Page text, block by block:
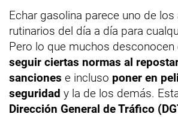
Echar gasolina parece uno de
rutinarios del día a día para
Pero lo que muchos desconocen
seguir ciertas normas al
sanciones e incluso poner en
seguridad y la de los demás.
Dirección General de Tráfico